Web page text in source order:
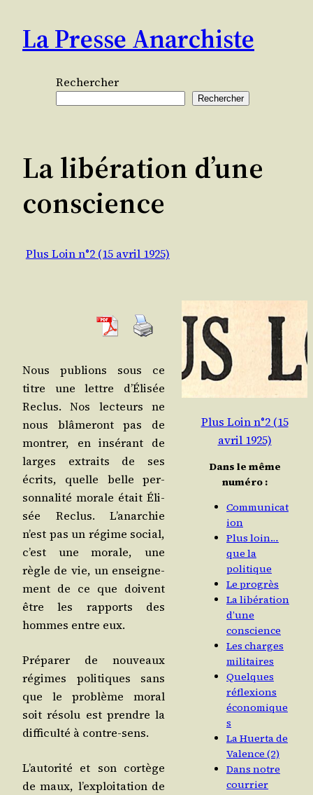
contenu
La Presse Anarchiste
Rechercher
Rechercher
La libération d’une
conscience
Plus Loin n°2 (15 avril 1925)
Nous publions sous ce
titre une lettre d’É­li­sée
Reclus. Nos lec­teurs ne
nous blâ­me­ront pas de
mon­trer, en insé­rant de
larges extraits de ses
écrits, quelle belle per­
son­na­li­té morale était Éli­
sée Reclus. L’a­nar­chie
n’est pas un régime social,
c’est une morale, une
règle de vie, un ensei­gne­
ment de ce que doivent
être les rap­ports des
hommes entre eux.
Pré­pa­rer de nou­veaux
régimes poli­tiques sans
que le pro­blème moral
soit réso­lu est prendre la
dif­fi­cul­té à contre-sens.
L’au­to­ri­té et son cor­tège
de maux, l’ex­ploi­ta­tion de
Plus Loin n°2 (15
avril 1925)
Dans le même
numéro :
Communicat
ion
Plus loin…
que la
politique
Le progrès
La libération
d’une
conscience
Les charges
militaires
Quelques
réflexions
économique
s
La Huerta de
Valence (2)
Dans notre
courrier